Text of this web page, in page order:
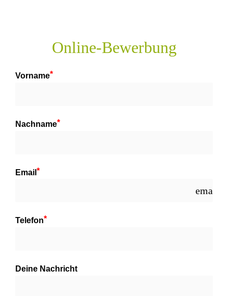
Online-Bewerbung
Vorname
Nachname
Email
email
Telefon
Deine Nachricht